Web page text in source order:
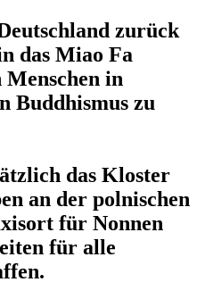
zurück
das Miao Fa
in
Buddhismus zu
das Kloster
an der polnischen
für Nonnen
für alle